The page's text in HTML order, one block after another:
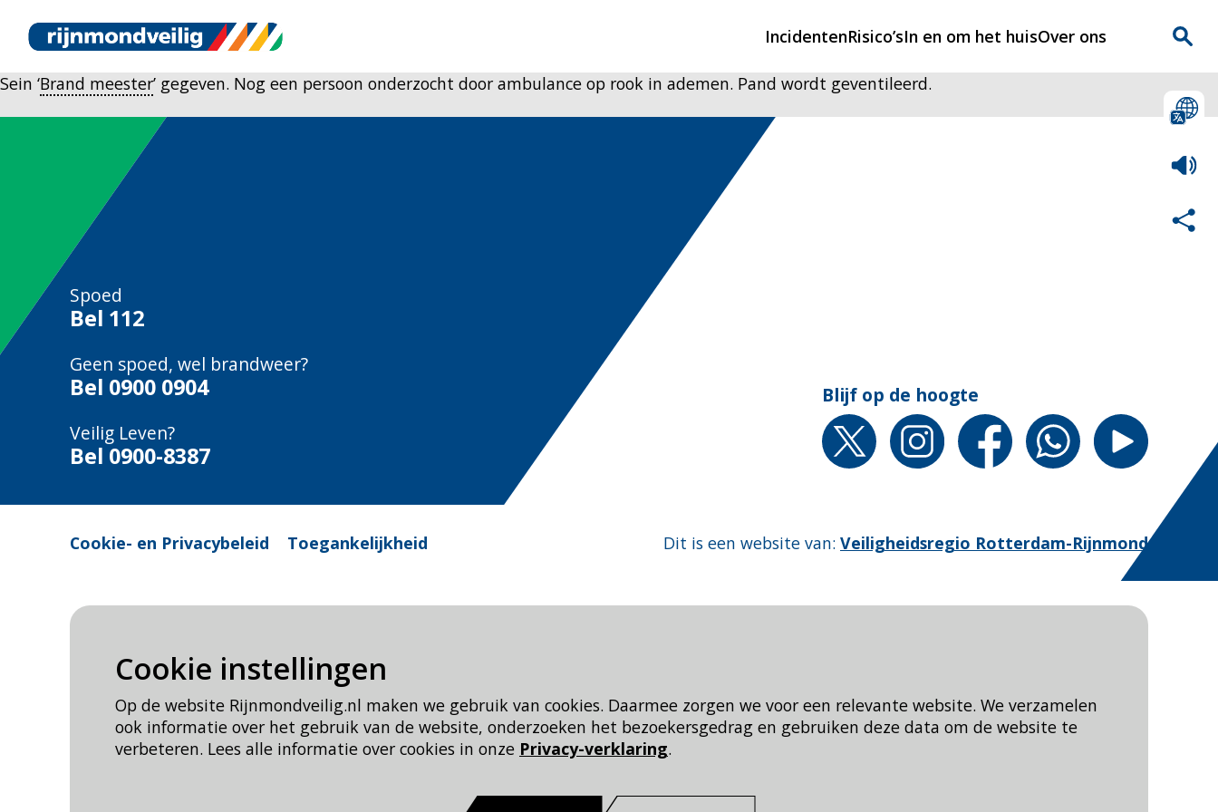
Cookie instellingen
Op de website Rijnmondveilig.nl maken we gebruik van cookies. Daarmee zorgen we voor een relevante website. We verzamelen
ook informatie over het gebruik van de website, onderzoeken het bezoekersgedrag en gebruiken deze data om de website te
verbeteren. Lees alle informatie over cookies in onze Privacy-verklaring.
Incidenten
Hulpdiensten nodig?
CIN-meldingen
Risico’sIn en om het huisOver ons
Sein ‘Brand meester’ gegeven. Nog een persoon onderzocht door ambulance op rook in ademen. Pand wordt geventileerd.
Spoed
Bel 112
Geen spoed, wel brandweer?
Bel 0900 0904
Veilig Leven?
Bel 0900-8387
Blijf op de hoogte
Cookie- en Privacybeleid Toegankelijkheid Dit is een website van: Veiligheidsregio Rotterdam-Rijnmond